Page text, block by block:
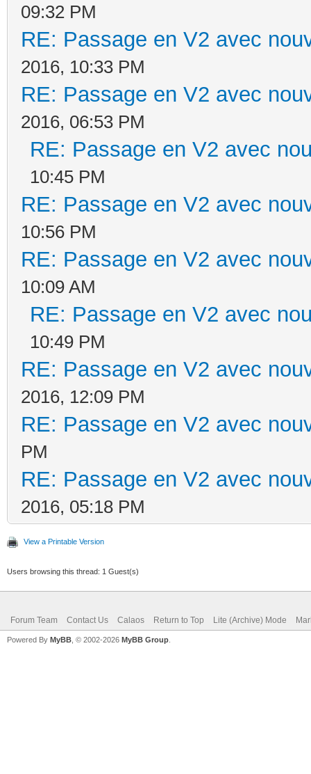
09:32 PM
RE: Passage en V2 avec
2016, 10:33 PM
RE: Passage en V2 avec
2016, 06:53 PM
RE: Passage en V2 avec
10:45 PM
RE: Passage en V2 avec
10:56 PM
RE: Passage en V2 avec
10:09 AM
RE: Passage en V2 avec
10:49 PM
RE: Passage en V2 avec
2016, 12:09 PM
RE: Passage en V2 avec
PM
RE: Passage en V2 avec
2016, 05:18 PM
View a Printable Version
Users browsing this thread: 1 Guest(s)
Forum Team Contact Us Calaos Return to Top Lite (Archive) Mode
Powered By MyBB , © 2002-2026 MyBB Group